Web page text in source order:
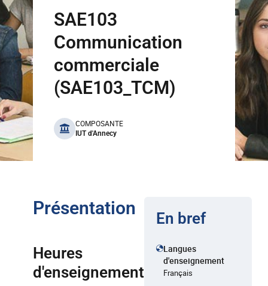
SAE103
Communication
commerciale
(SAE103_TCM)
benefits
COMPOSANTE
IUT d'Annecy
Présentation
Heures
d'enseignement
En bref
Langues
d'enseignement
Français